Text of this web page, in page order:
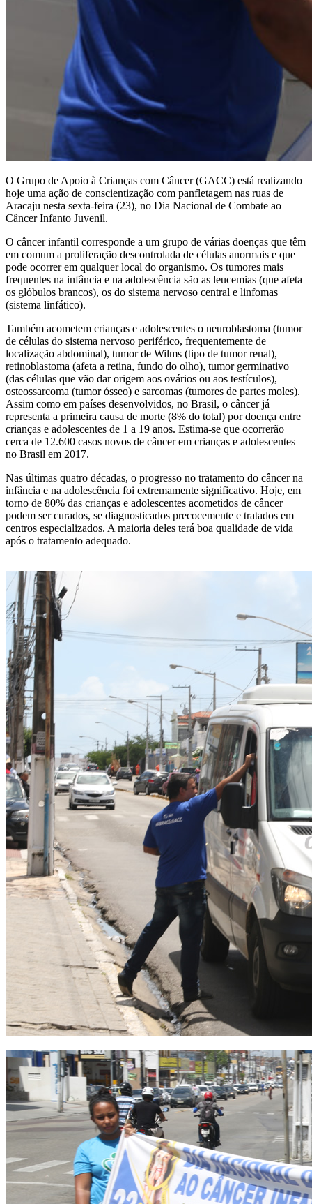
O Grupo de Apoio à Crianças com Câncer (GACC) está realizando
hoje uma ação de conscientização com panfletagem nas ruas de
Aracaju nesta sexta-feira (23), no Dia Nacional de Combate ao
Câncer Infanto Juvenil.
O câncer infantil corresponde a um grupo de várias doenças que têm
em comum a proliferação descontrolada de células anormais e que
pode ocorrer em qualquer local do organismo. Os tumores mais
frequentes na infância e na adolescência são as leucemias (que afeta
os glóbulos brancos), os do sistema nervoso central e linfomas
(sistema linfático).
Também acometem crianças e adolescentes o neuroblastoma (tumor
de células do sistema nervoso periférico, frequentemente de
localização abdominal), tumor de Wilms (tipo de tumor renal),
retinoblastoma (afeta a retina, fundo do olho), tumor germinativo
(das células que vão dar origem aos ovários ou aos testículos),
osteossarcoma (tumor ósseo) e sarcomas (tumores de partes moles).
Assim como em países desenvolvidos, no Brasil, o câncer já
representa a primeira causa de morte (8% do total) por doença entre
crianças e adolescentes de 1 a 19 anos. Estima-se que ocorrerão
cerca de 12.600 casos novos de câncer em crianças e adolescentes
no Brasil em 2017.
Nas últimas quatro décadas, o progresso no tratamento do câncer na
infância e na adolescência foi extremamente significativo. Hoje, em
torno de 80% das crianças e adolescentes acometidos de câncer
podem ser curados, se diagnosticados precocemente e tratados em
centros especializados. A maioria deles terá boa qualidade de vida
após o tratamento adequado.